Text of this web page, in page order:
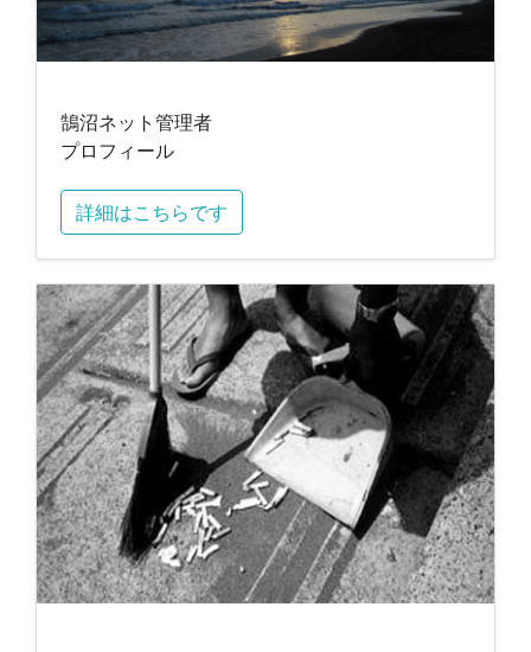
鵠沼ネット管理者
プロフィール
詳細はこちらです